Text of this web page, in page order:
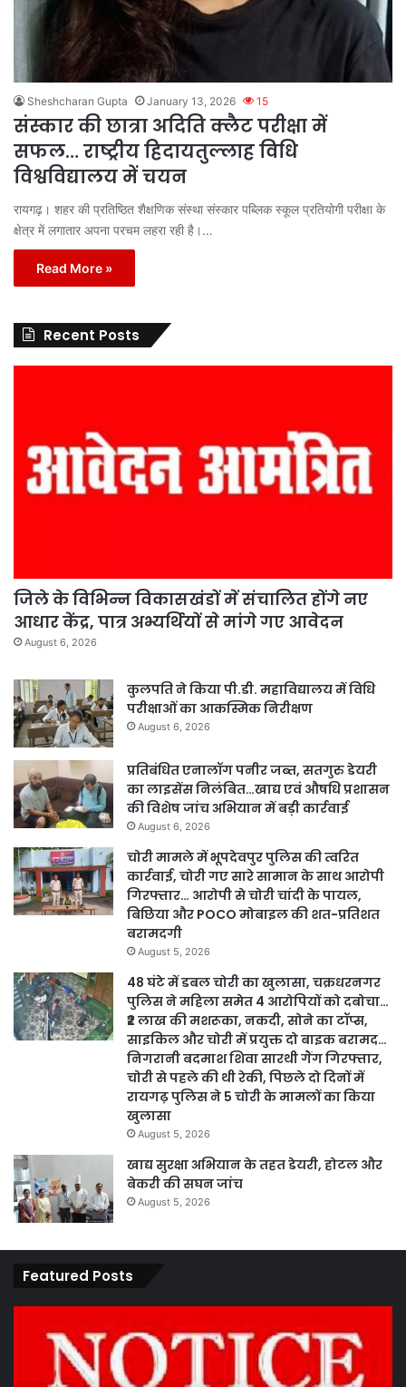
Sheshcharan Gupta January 13, 2026 15
संस्कार की छात्रा अदिति क्लैट परीक्षा में
सफल… राष्ट्रीय हिदायतुल्लाह विधि
विश्वविद्यालय में चयन
रायगढ़। शहर की प्रतिष्ठित शैक्षणिक संस्था संस्कार पब्लिक स्कूल प्रतियोगी परीक्षा के
क्षेत्र में लगातार अपना परचम लहरा रही है।…
Read More »
Recent Posts
जिले के विभिन्न विकासखंडों में संचालित होंगे नए
आधार केंद्र, पात्र अभ्यर्थियों से मांगे गए आवेदन
August 6, 2026
कुलपति ने किया पी.डी. महाविद्यालय में विधि
परीक्षाओं का आकस्मिक निरीक्षण
August 6, 2026
प्रतिबंधित एनालॉग पनीर जब्त, सतगुरु डेयरी
का लाइसेंस निलंबित…खाद्य एवं औषधि प्रशासन
की विशेष जांच अभियान में बड़ी कार्रवाई
August 6, 2026
चोरी मामले में भूपदेवपुर पुलिस की त्वरित
कार्रवाई, चोरी गए सारे सामान के साथ आरोपी
गिरफ्तार… आरोपी से चोरी चांदी के पायल,
बिछिया और POCO मोबाइल की शत-प्रतिशत
बरामदगी
August 5, 2026
48 घंटे में डबल चोरी का खुलासा, चक्रधरनगर
पुलिस ने महिला समेत 4 आरोपियों को दबोचा…
₹2 लाख की मशरूका, नकदी, सोने का टॉप्स,
साइकिल और चोरी में प्रयुक्त दो बाइक बरामद…
निगरानी बदमाश शिवा सारथी गैंग गिरफ्तार,
चोरी से पहले की थी रेकी, पिछले दो दिनों में
रायगढ़ पुलिस ने 5 चोरी के मामलों का किया
खुलासा
August 5, 2026
खाद्य सुरक्षा अभियान के तहत डेयरी, होटल और
बेकरी की सघन जांच
August 5, 2026
Featured Posts